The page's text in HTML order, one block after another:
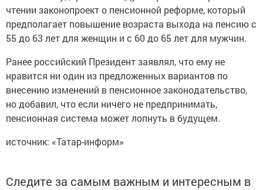
чтении законопроект о пенсионной реформе, который
предполагает повышение возраста выхода на пенсию с
55 до 63 лет для женщин и с 60 до 65 лет для мужчин.
Ранее российский Президент заявлял, что ему не
нравится ни один из предложенных вариантов по
внесению изменений в пенсионное законодательство,
но добавил, что если ничего не предпринимать,
пенсионная система может лопнуть в будущем.
источник: «Татар-информ»
Следите за самым важным и интересным в